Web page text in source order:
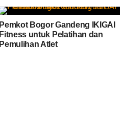
Pemkot Bogor Gandeng IKIGAI
Fitness untuk Pelatihan dan
Pemulihan Atlet